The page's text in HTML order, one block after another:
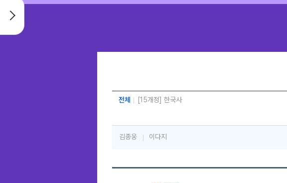
전체 [15개정] 한국사
김종웅 이다지